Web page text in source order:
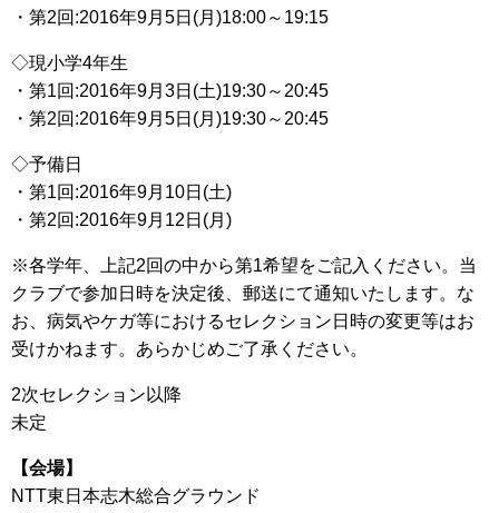
・第2回:2016年9月5日(月)18:00～19:15
◇現小学4年生
・第1回:2016年9月3日(土)19:30～20:45
・第2回:2016年9月5日(月)19:30～20:45
◇予備日
・第1回:2016年9月10日(土)
・第2回:2016年9月12日(月)
※各学年、上記2回の中から第1希望をご記入ください。当
クラブで参加日時を決定後、郵送にて通知いたします。な
お、病気やケガ等におけるセレクション日時の変更等はお
受けかねます。あらかじめご了承ください。
2次セレクション以降
未定
【会場】
NTT東日本志木総合グラウンド